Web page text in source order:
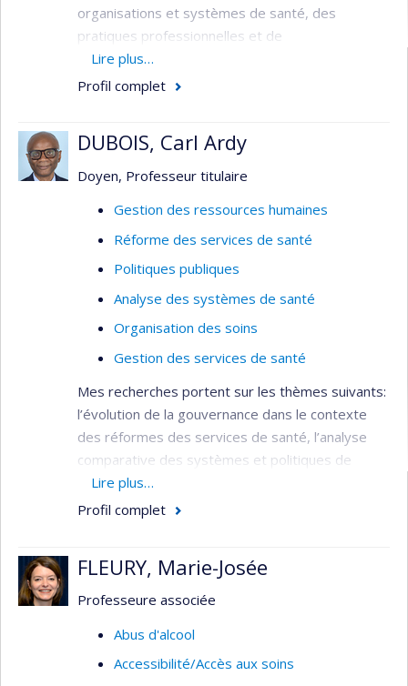
organisations et systèmes de santé, des
pratiques professionnelles et de
l'utilisation/consommation des services à la
lumière des innovations et/ou enjeux (re)-
intelligence artificielle et autres technologies de
santé numérique), crises sanitaires (ex. COVID-
écologique).
innovants et complexes (ex. gouvernance,
institutionnalisation, dynamiques d’acteurs,
enjeux de pouvoir, financement, entre autres) :
implantation, conditions d'adoption et de succès,
pérennité et mise à l’échelle.
Pour la liste complète de mes publications, voir
mon Google Scholar :
https://scholar.google.fr/citations?
user=cbCBtRYAAAAJ&hl=fr&oi=ao)
Lire plus…
Profil complet
DUBOIS, Carl Ardy
Doyen, Professeur titulaire
Gestion des ressources humaines
Réforme des services de santé
Politiques publiques
Analyse des systèmes de santé
Organisation des soins
Gestion des services de santé
Mes recherches portent sur les thèmes suivants:
l’évolution de la gouvernance dans le contexte
des réformes des services de santé, l’analyse
comparative des systèmes et politiques de
santé, la gestion des ressources humaines en
santé.
Administration des services infirmiers
Gestion des ressources humaines
Lire plus…
Profil complet
FLEURY, Marie-Josée
Professeure associée
Abus d'alcool
Accessibilité/Accès aux soins